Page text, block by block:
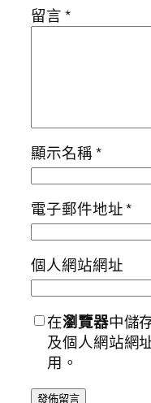
留言*
顯示名稱*
電子郵件地址*
個人網站網址
在瀏覽器中儲
及個人網站網
用。